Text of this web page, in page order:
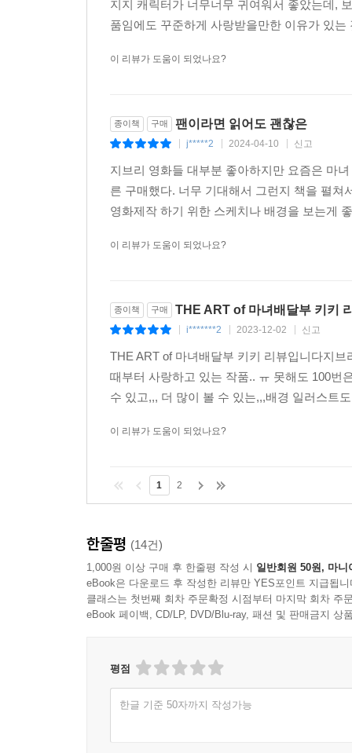
지지 캐릭터가 너무너무 귀여워서 좋았는데,
품임에도 꾸준하게 사랑받을만한 이유가 있
이 리뷰가 도움이 되었나요?
종이책 구매 팬이라면 읽어도 괜찮은
j*****2 2024-04-10 신고
지브리 영화들 대부분 좋아하지만 요즘은 마
른 구매했다. 너무 기대해서 그런지 책을 펼
영화제작 하기 위한 스케치나 배경을 보는게
이 리뷰가 도움이 되었나요?
종이책 구매 THE ART of 마녀배달부 키키
i*******2 2023-12-02 신고
THE ART of 마녀배달부 키키 리뷰입니다지
때부터 사랑하고 있는 작품.. ㅠ 못해도 100번
수 있고,,, 더 많이 볼 수 있는,,,배경 일러스트
이 리뷰가 도움이 되었나요?
1 2
한줄평 (14건)
1,000원 이상 구매 후 한줄평 작성 시 일반회원 50원, 마니
eBook은 다운로드 후 작성한 리뷰만 YES포인트 지급됩니
클래스는 첫번째 회차 주문확정 시점부터 마지막 회차 주
eBook 페이백, CD/LP, DVD/Blu-ray, 패션 및 판매금지 상
평점
한글 기준 50자까지 작성가능